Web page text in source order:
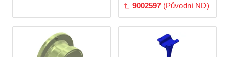
9002597 (Původní ND)